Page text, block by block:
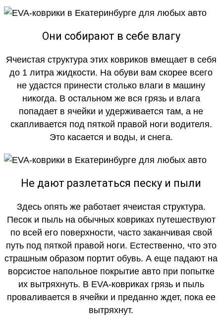
Они собирают в себе влагу
Ячеистая структура этих ковриков вмещает в себя
до 1 литра жидкости. На обуви вам скорее всего
не удастся принести столько влаги в машину
никогда. В остальном же вся грязь и влага
попадает в ячейки и удерживается там, а не
скапливается под пяткой правой ноги водителя.
Это касается и воды, и снега.
Не дают разлетаться песку и пыли
Здесь опять же работает ячеистая структура.
Песок и пыль на обычных ковриках путешествуют
по всей его поверхности, часто заканчивая свой
путь под пяткой правой ноги. Естественно, что это
страшным образом портит обувь. А еще падают на
ворсистое напольное покрытие авто при попытке
их вытряхнуть. В EVA-ковриках грязь и пыль
проваливается в ячейки и преданно ждет, пока ее
вытряхнут.